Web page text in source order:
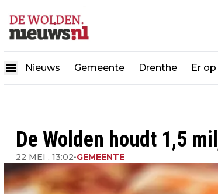
Nieuws Gemeente Drenthe Er
De Wolden houdt 1,5
22 MEI , 13:02•GEMEENTE